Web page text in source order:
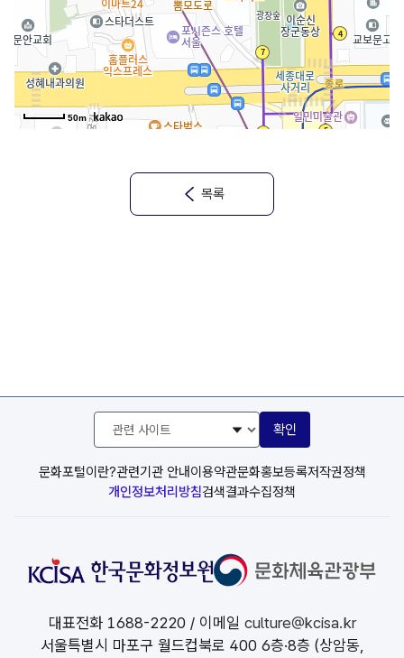
50m
목록
문화포털이란?관련기관 안내이용약관문화홍보등록저작권정책
개인정보처리방침검색결과수집정책
관
사
이
트
확인
대표전화 1688-2220 / 이메일 culture@kcisa.kr
서울특별시 마포구 월드컵북로 400 6층·8층 (상암동,